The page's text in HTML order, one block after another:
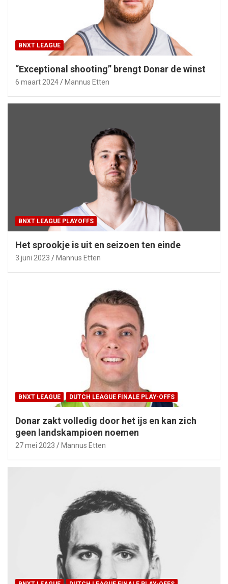
BNXT LEAGUE
“Exceptional shooting” brengt Donar de winst
6 maart 2024 Mannus Etten
BNXT LEAGUE PLAYOFFS
Het sprookje is uit en seizoen ten einde
3 juni 2023 Mannus Etten
BNXT LEAGUE DUTCH LEAGUE FINALE PLAY-OFFS
Donar zakt volledig door het ijs en kan zich
geen landskampioen noemen
27 mei 2023 Mannus Etten